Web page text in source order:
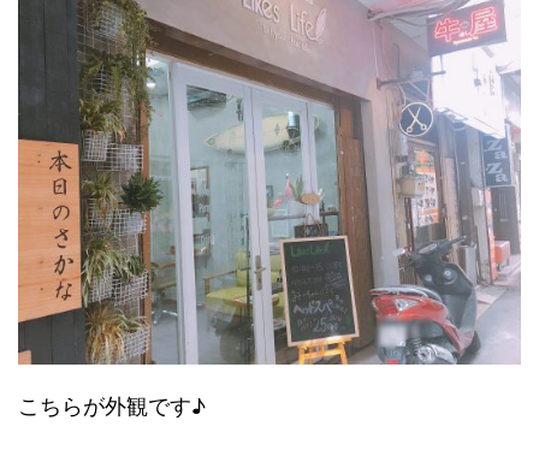
こちらが外観です♪